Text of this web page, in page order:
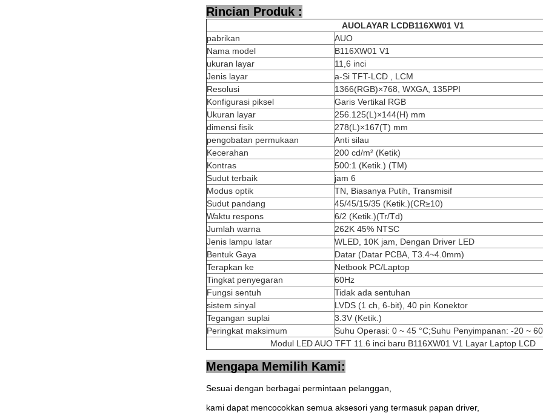
Rincian Produk :
AUOLAYAR LCDB116XW01 V1
pabrikan
AUO
Nama model
B116XW01 V1
ukuran layar
11,6 inci
Jenis layar
a-Si TFT-LCD , LCM
Resolusi
1366(RGB)×768, WXGA, 135PPI
Konfigurasi piksel
Garis Vertikal RGB
Ukuran layar
256.125(L)×144(H) mm
dimensi fisik
278(L)×167(T) mm
pengobatan permukaan
Anti silau
Kecerahan
200 cd/m² (Ketik)
Kontras
500:1 (Ketik.) (TM)
Sudut terbaik
jam 6
Modus optik
TN, Biasanya Putih, Transmisif
Sudut pandang
45/45/15/35 (Ketik.)(CR≥10)
Waktu respons
6/2 (Ketik.)(Tr/Td)
Jumlah warna
262K 45% NTSC
Jenis lampu latar
WLED, 10K jam, Dengan Driver LED
Bentuk Gaya
Datar (Datar PCBA, T3.4~4.0mm)
Terapkan ke
Netbook PC/Laptop
Tingkat penyegaran
60Hz
Fungsi sentuh
Tidak ada sentuhan
sistem sinyal
LVDS (1 ch, 6-bit), 40 pin Konektor
Tegangan suplai
3.3V (Ketik.)
Peringkat maksimum
Suhu Operasi: 0 ~ 45 °C;Suhu Penyimpanan: -20 ~
Modul LED AUO TFT 11.6 inci baru B116XW01 V1 Layar Laptop LCD
Mengapa Memilih Kami:
Sesuai dengan berbagai permintaan pelanggan,
kami dapat mencocokkan semua aksesori yang termasuk papan driver,